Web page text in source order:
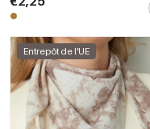
Entrepôt de l'UE